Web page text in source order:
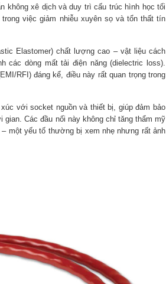
không xê dịch và duy trì cấu trúc hình học tối
việc giảm nhiễu xuyên sọ và tổn thất tín
Elastomer) chất lượng cao – vật liệu cách
các dòng mất tải điện năng (dielectric loss).
RFI) đáng kể, điều này rất quan trọng trong
với socket nguồn và thiết bị, giúp đảm bảo
Các đầu nối này không chỉ tăng thẩm mỹ
một yếu tố thường bị xem nhẹ nhưng rất ảnh